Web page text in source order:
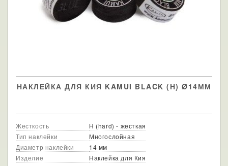
НАКЛЕЙКА ДЛЯ КИЯ KAMUI BLACK (H) Ø14ММ
Жесткость
H (hard) - жесткая
Тип наклейки
Многослойная
Диаметр наклейки
14 мм
Изделие
Наклейка для Кия